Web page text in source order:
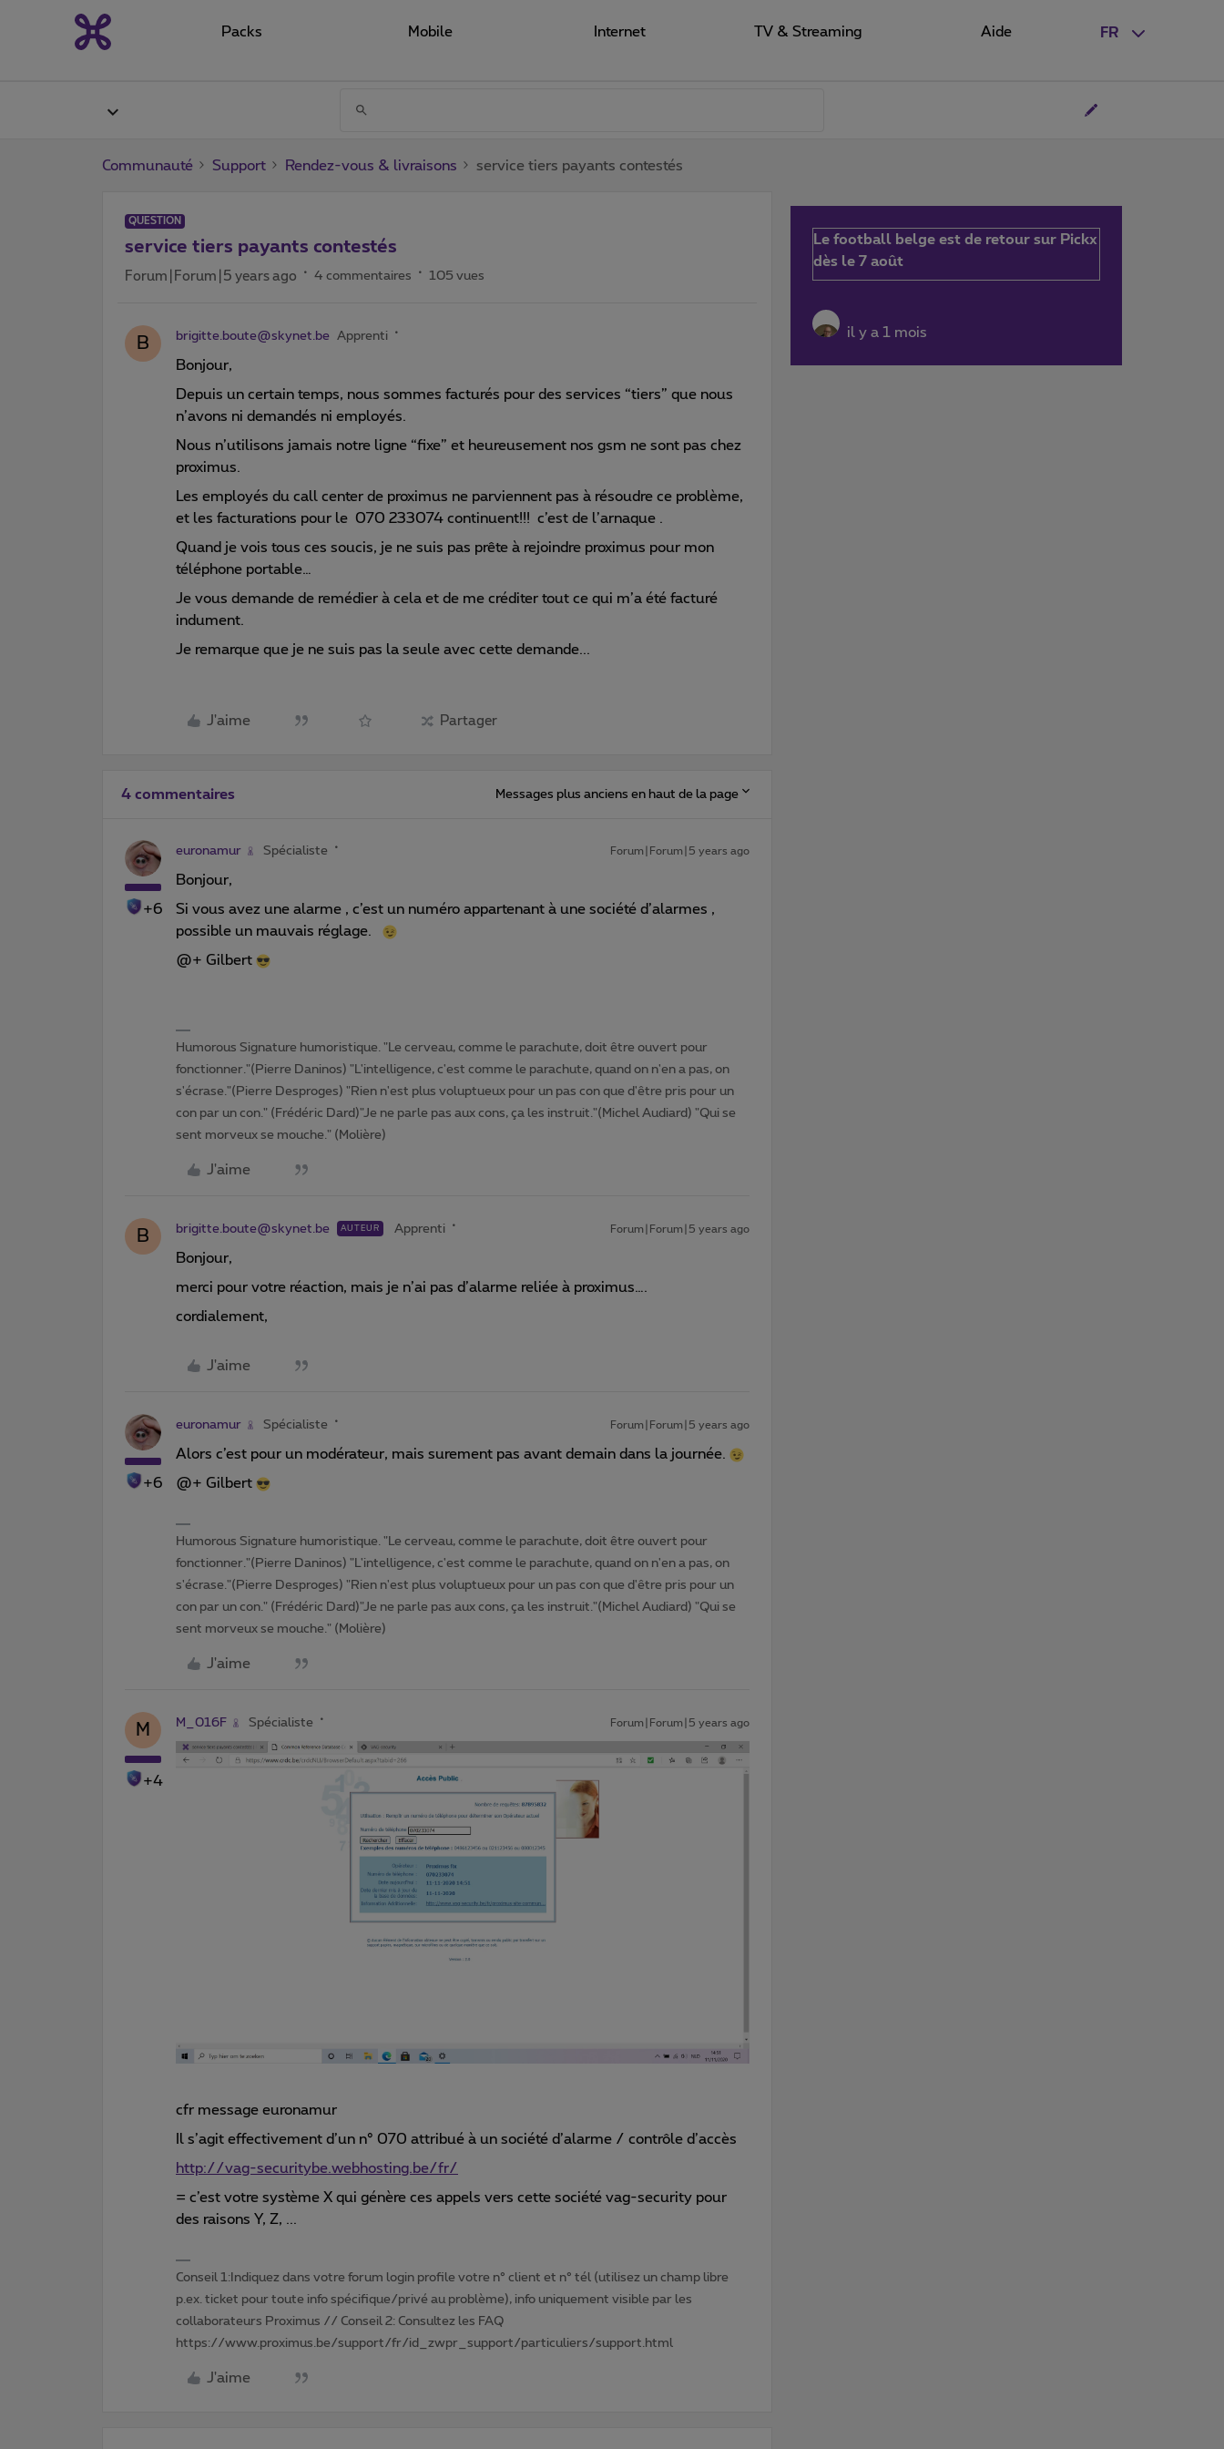
FR
Packs Mobile Internet TV & Streaming Aide
Communauté Support Rendez-vous & livraisons service tiers payants contestés
QUESTION
service tiers payants contestés
Forum|Forum|5 years ago 4 commentaires 105 vues
B brigitte.boute@skynet.be Apprenti
Bonjour,
Depuis un certain temps, nous sommes facturés pour des services “tiers” que nous
n’avons ni demandés ni employés.
Nous n’utilisons jamais notre ligne “fixe” et heureusement nos gsm ne sont pas chez
proximus.
Les employés du call center de proximus ne parviennent pas à résoudre ce problème,
et les facturations pour le 070 233074 continuent!!! c’est de l’arnaque .
Quand je vois tous ces soucis, je ne suis pas prête à rejoindre proximus pour mon
téléphone portable…
Je vous demande de remédier à cela et de me créditer tout ce qui m’a été facturé
indument.
Je remarque que je ne suis pas la seule avec cette demande...
J'aime Partager
4 commentaires Messages plus anciens en haut de la page
+6
euronamur Spécialiste Forum|Forum|5 years ago
Bonjour,
Si vous avez une alarme , c’est un numéro appartenant à une société d’alarmes ,
possible un mauvais réglage.
@+ Gilbert
Humorous Signature humoristique. "Le cerveau, comme le parachute, doit être ouvert pour
fonctionner."(Pierre Daninos) "L'intelligence, c'est comme le parachute, quand on n'en a pas, on
s'écrase."(Pierre Desproges) "Rien n'est plus voluptueux pour un pas con que d'être pris pour un
con par un con." (Frédéric Dard)"Je ne parle pas aux cons, ça les instruit."(Michel Audiard) "Qui se
sent morveux se mouche." (Molière)
J'aime
B brigitte.boute@skynet.be AUTEUR Apprenti Forum|Forum|5 years ago
Bonjour,
merci pour votre réaction, mais je n’ai pas d’alarme reliée à proximus….
cordialement,
J'aime
+6
euronamur Spécialiste Forum|Forum|5 years ago
Alors c’est pour un modérateur, mais surement pas avant demain dans la journée.
@+ Gilbert
Humorous Signature humoristique. "Le cerveau, comme le parachute, doit être ouvert pour
fonctionner."(Pierre Daninos) "L'intelligence, c'est comme le parachute, quand on n'en a pas, on
s'écrase."(Pierre Desproges) "Rien n'est plus voluptueux pour un pas con que d'être pris pour un
con par un con." (Frédéric Dard)"Je ne parle pas aux cons, ça les instruit."(Michel Audiard) "Qui se
sent morveux se mouche." (Molière)
J'aime
M
+4
M_016F Spécialiste Forum|Forum|5 years ago
cfr message euronamur
Il s’agit effectivement d’un n° 070 attribué à un société d’alarme / contrôle d’accès
http://vag-securitybe.webhosting.be/fr/
= c’est votre système X qui génère ces appels vers cette société vag-security pour
des raisons Y, Z, ...
Conseil 1:Indiquez dans votre forum login profile votre n° client et n° tél (utilisez un champ libre
p.ex. ticket pour toute info spécifique/privé au problème), info uniquement visible par les
collaborateurs Proximus // Conseil 2: Consultez les FAQ
https://www.proximus.be/support/fr/id_zwpr_support/particuliers/support.html
J'aime
Le football belge est de retour sur Pickx
dès le 7 août
il y a 1 mois